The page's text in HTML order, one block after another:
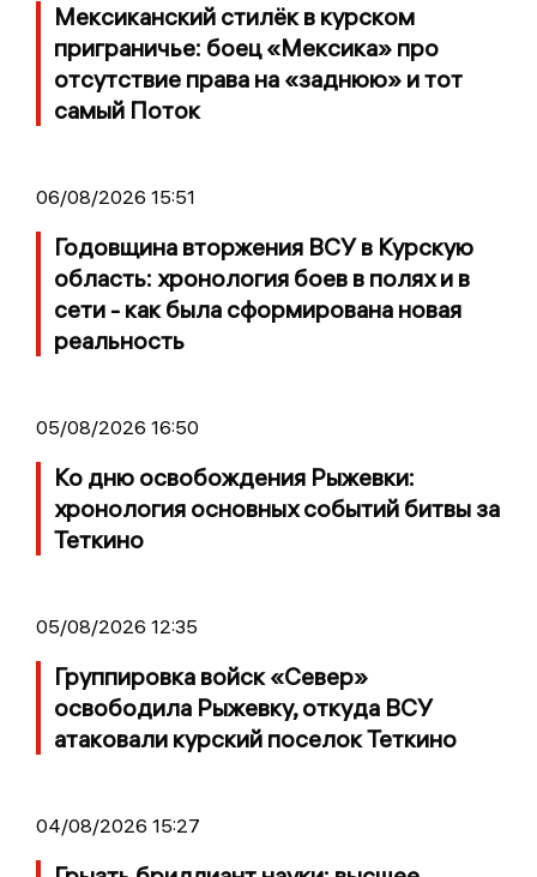
Мексиканский стилёк в курском
приграничье: боец «Мексика» про
отсутствие права на «заднюю» и тот
самый Поток
06/08/2026 15:51
Годовщина вторжения ВСУ в Курскую
область: хронология боев в полях и в
сети - как была сформирована новая
реальность
05/08/2026 16:50
Ко дню освобождения Рыжевки:
хронология основных событий битвы за
Теткино
05/08/2026 12:35
Группировка войск «Север»
освободила Рыжевку, откуда ВСУ
атаковали курский поселок Теткино
04/08/2026 15:27